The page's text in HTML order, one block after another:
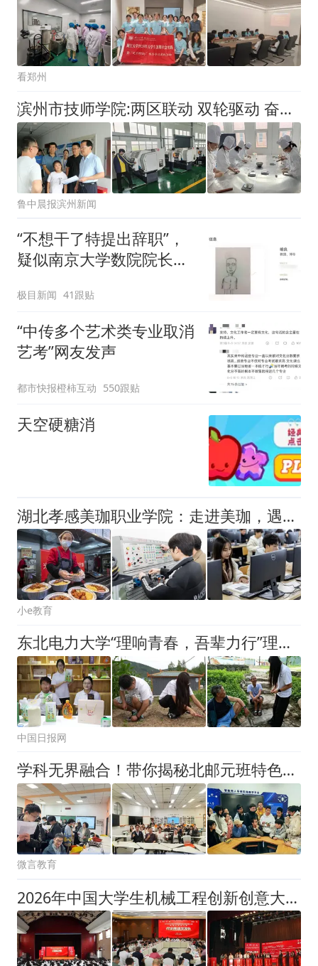
看郑州
滨州市技师学院:两区联动 双轮驱动 奋力建设黄河流域高水平技师学院
鲁中晨报滨州新闻
“不想干了特提出辞职”，
疑似南京大学数院院长辞
良教授已卸任院长一职，
不清楚辞职信来源；曾用
手绘图做头像
极目新闻 41跟贴
“中传多个艺术类专业取消
艺考”网友发声
都市快报橙柿互动 550跟贴
天空硬糖消
湖北孝感美珈职业学院：走进美珈，遇见理想的大学生活
小e教育
东北电力大学“理响青春，吾辈力行”理学院实践团深入延边龙井助力乡村振兴
中国日报网
学科无界融合！带你揭秘北邮元班特色育人模式 | 听听学长学姐怎么说
微言教育
2026年中国大学生机械工程创新创意大赛——铸造工艺设计赛全国总决赛圆满落幕